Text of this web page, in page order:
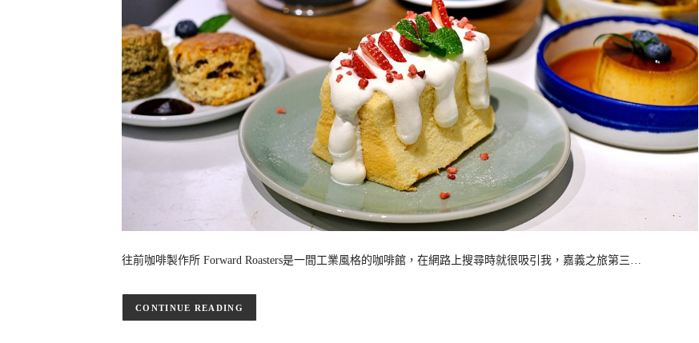
往前咖啡製作所 Forward Roasters是一間工業風格的咖啡館，在網路上搜尋時就很吸引我，嘉義之旅第三…
CONTINUE READING